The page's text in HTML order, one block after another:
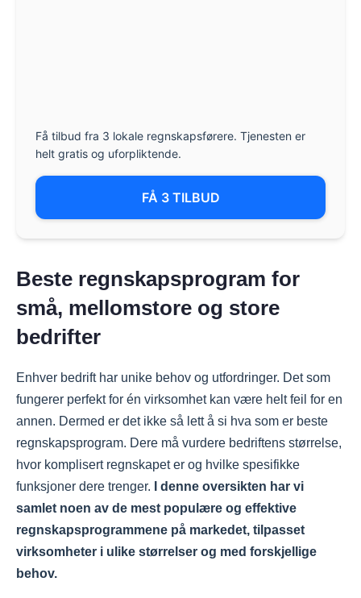
Få tilbud fra 3 lokale regnskapsførere. Tjenesten er
helt gratis og uforpliktende.
FÅ 3 TILBUD
Beste regnskapsprogram for
små, mellomstore og store
bedrifter
Enhver bedrift har unike behov og utfordringer. Det som
fungerer perfekt for én virksomhet kan være helt feil for en
annen. Dermed er det ikke så lett å si hva som er beste
regnskapsprogram. Dere må vurdere bedriftens størrelse,
hvor komplisert regnskapet er og hvilke spesifikke
funksjoner dere trenger.
I denne oversikten har vi
samlet noen av de mest populære og effektive
regnskapsprogrammene på markedet, tilpasset
virksomheter i ulike størrelser og med forskjellige
behov.